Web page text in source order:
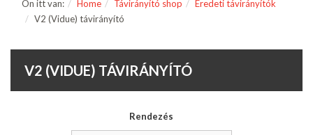
Ön itt van: Home Távirányító shop
Eredeti távirányítók
V2 (Vidue) távirányító
V2 (VIDUE) TÁVIRÁNYÍTÓ
Rendezés